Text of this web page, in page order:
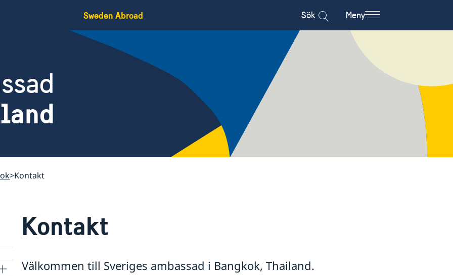
Sweden Abroad Sök Meny
Kontakt
Kontakt
Välkommen till Sveriges ambassad i Bangkok, Thailand.